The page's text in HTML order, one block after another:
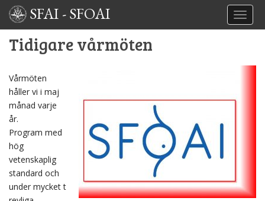
SFAI -SFOAI
Tidigare vårmöten
Vårmöten
håller vi i maj
månad varje
år.
Program med
hög
vetenskaplig
standard och
under mycket t